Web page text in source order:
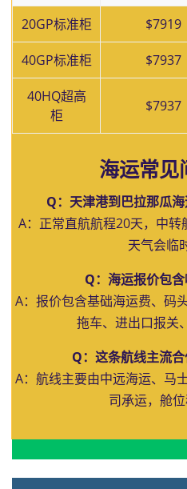
20GP标准柜 $7919
40GP标准柜 $7937
40HQ超高
柜
$7937
海运常见
Q：天津港到巴拉那瓜
A：正常直航航程20天，中
天气会临
Q：海运报价包含
A：报价包含基础海运费、码
拖车、进出口报关
Q：这条航线主流合
A：航线主要由中远海运、马
司承运，舱位